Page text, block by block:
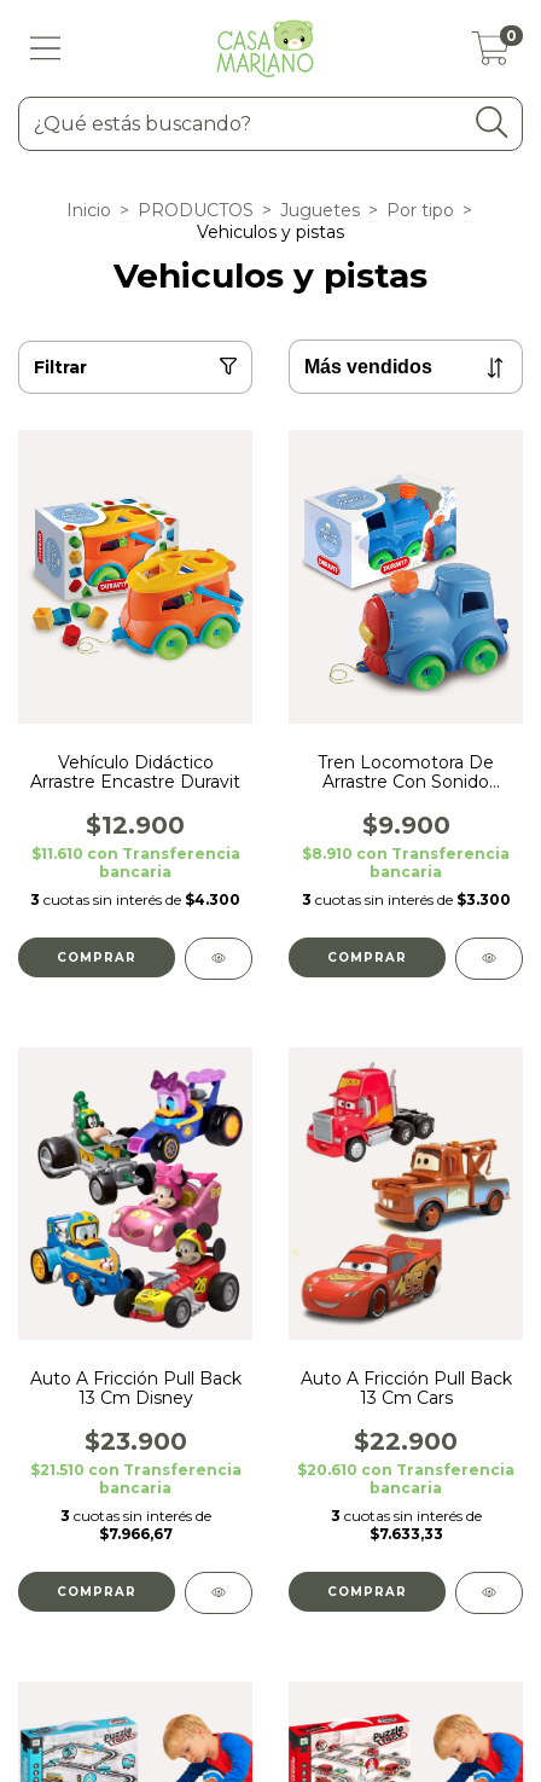
0
Inicio > PRODUCTOS > Juguetes > Por tipo >
Vehiculos y pistas
Vehiculos y pistas
Filtrar
Vehículo Didáctico
Arrastre Encastre Duravit
$12.900
$11.610 con Transferencia
bancaria
3 cuotas sin interés de $4.300
Tren Locomotora De
Arrastre Con Sonido
$9.900
$8.910 con Transferencia
bancaria
3 cuotas sin interés de $3.300
Auto A Fricción Pull Back
13 Cm Disney
$23.900
$21.510 con Transferencia
bancaria
3 cuotas sin interés de
$7.966,67
COMPRAR
Auto A Fricción Pull Back
13 Cm Cars
$22.900
$20.610 con Transferencia
bancaria
3 cuotas sin interés de
$7.633,33
COMPRAR